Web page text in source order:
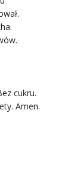
cukru.
Amen.